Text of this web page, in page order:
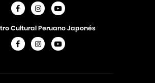
Cultural Peruano Japonés